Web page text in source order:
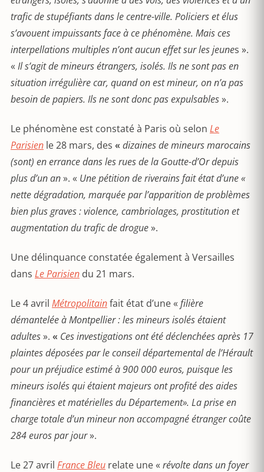
trafic de stupéfiants dans le centre-ville. Policiers et élus
s’avouent impuissants face à ce phénomène. Mais ces
interpellations multiples n’ont aucun effet sur les jeunes ».
« Il s’agit de mineurs étrangers, isolés. Ils ne sont pas en
situation irrégulière car, quand on est mineur, on n’a pas
besoin de papiers. Ils ne sont donc pas expulsables».
Le phénomène est constaté à Paris où selon Le
Parisien le 28 mars, des « dizaines de mineurs marocains
(sont) en errance dans les rues de la Goutte-d’Or depuis
plus d’un an». « Une pétition de riverains fait état d’une «
nette dégradation, marquée par l’apparition de problèmes
bien plus graves : violence, cambriolages, prostitution et
augmentation du trafic de drogue».
Une délinquance constatée également à Versailles
dans Le Parisien du 21 mars.
Le 4 avril Métropolitainfait état d’une « filière
démantelée à Montpellier : les mineurs isolés étaient
adultes». « Ces investigations ont été déclenchées après 17
plaintes déposées par le conseil départemental de l’Hérault
pour un préjudice estimé à 900 000 euros, puisque les
mineurs isolés qui étaient majeurs ont profité des aides
financières et matérielles du Département». La prise en
charge totale d’un mineur non accompagné étranger coûte
284 euros par jour».
Le 27 avril France Bleu relate une « révolte dans un foyer